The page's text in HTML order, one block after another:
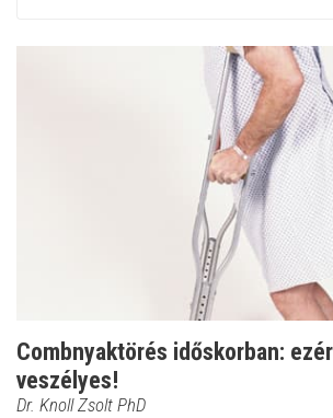
Combnyaktörés időskorban:
veszélyes!
Dr. Knoll Zsolt PhD